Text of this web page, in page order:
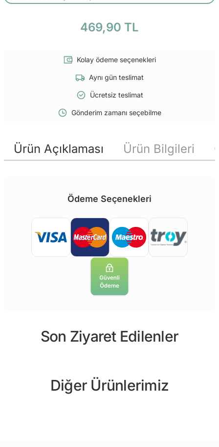
469,90 TL
Kolay ödeme seçenekleri
Aynı gün teslimat
Ücretsiz teslimat
Gönderim zamanı seçebilme
Ürün Açıklaması Ürün Bilgileri
Ödeme Seçenekleri
Son Ziyaret Edilenler
Diğer Ürünlerimiz